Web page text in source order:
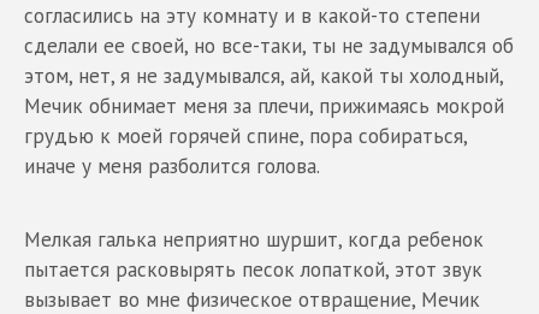
согласились на эту комнату и в какой-то степени
сделали ее своей, но все-таки, ты не задумывался об
этом, нет, я не задумывался, ай, какой ты холодный,
Мечик обнимает меня за плечи, прижимаясь мокрой
грудью к моей горячей спине, пора собираться,
иначе у меня разболится голова.
Мелкая галька неприятно шуршит, когда ребенок
пытается расковырять песок лопаткой, этот звук
вызывает во мне физическое отвращение, Мечик